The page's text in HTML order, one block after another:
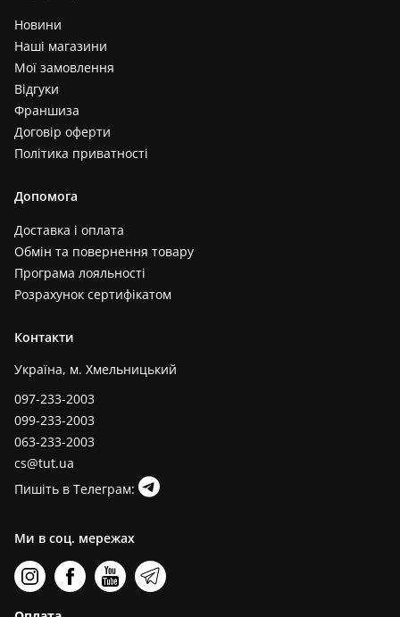
Новини
Наші магазини
Мої замовлення
Відгуки
Франшиза
Договір оферти
Політика приватності
Допомога
Доставка і оплата
Обмін та повернення товару
Програма лояльності
Розрахунок сертифікатом
Контакти
Україна, м. Хмельницький
097-233-2003
099-233-2003
063-233-2003
cs@tut.ua
Пишіть в Телеграм:
Ми в соц. мережах